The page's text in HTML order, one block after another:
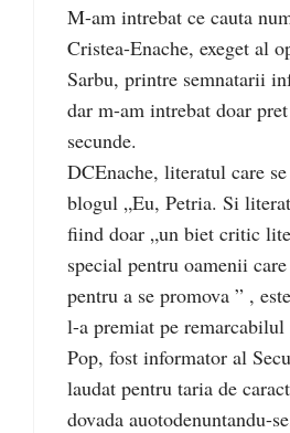
M-am intrebat ce cauta
Cristea-Enache, exeget al
Sarbu, printre semnatarii
dar m-am intrebat doar
secunde.
DCEnache, literatul care
blogul „Eu, Petria. Si
fiind doar „un biet critic
special pentru oamenii
pentru a se promova ” ,
l-a premiat pe remarcabilul
Pop, fost informator al
laudat pentru taria de
dovada auotodenuntandu-